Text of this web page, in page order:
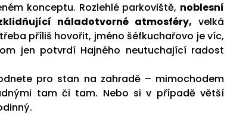
konceptu. Rozlehlé parkoviště, noblesní
náladotvorné atmosféry, velká
příliš hovořit, jménošéfkuchařovo je víc,
jen potvrdí Hajného neutuchající radost
pro stan na zahradě – mimochodem
tam či tam. Nebo si v případě větší